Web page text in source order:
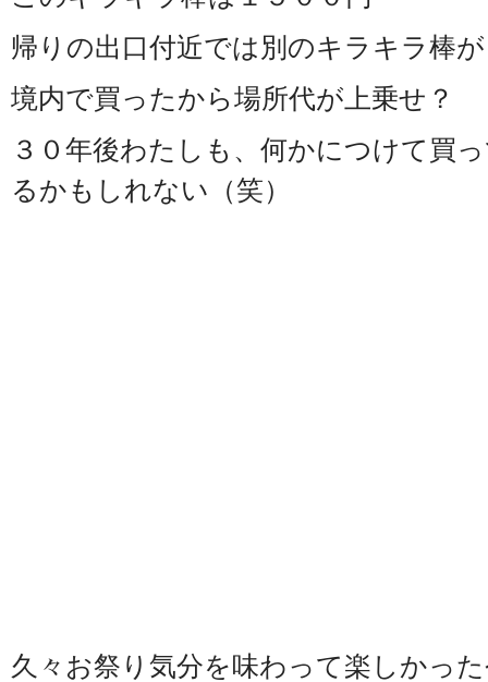
帰りの出口付近では別のキラキラ棒
境内で買ったから場所代が上乗せ？
３０年後わたしも、何かにつけて買
るかもしれない（笑）
久々お祭り気分を味わって楽しかっ